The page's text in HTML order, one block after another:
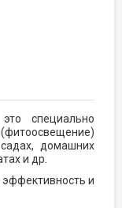
специально
домашних
и др.
и